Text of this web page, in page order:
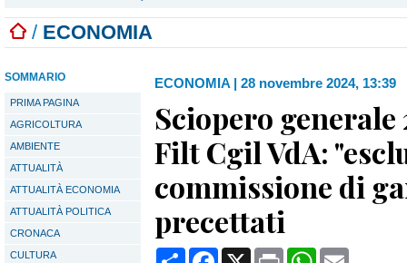
/ ECONOMIA
SOMMARIO
PRIMA PAGINA
AGRICOLTURA
AMBIENTE
ATTUALITÀ
ATTUALITÀ ECONOMIA
ATTUALITÀ POLITICA
CRONACA
CULTURA
ECONOMIA | 28 novembre 2024, 13:39
Sciopero generale
Filt Cgil VdA:
commissione di
precettati
CondividiFacebook
X Print WhatsApp